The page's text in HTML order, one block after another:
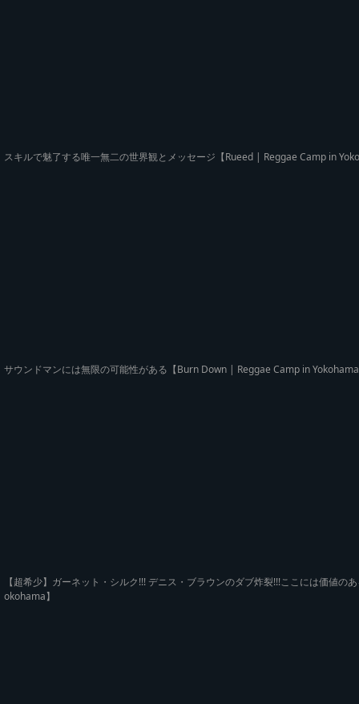
スキルで魅了する唯一無二の世界観とメッセージ【Rueed | Reggae Camp in
サウンドマンには無限の可能性がある【Burn Down | Reggae Camp in
【超希少】ガーネット・シルク!!! デニス・ブラウンのダブ炸裂!!!ここには価値
okohama】